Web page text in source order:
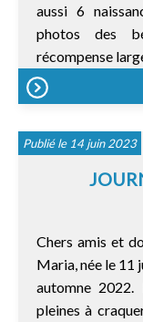
aussi 6
photos des
récompense
Publié le 14 juin 2023
Chers amis et
Maria, née le 11
automne 2022.
pleines à